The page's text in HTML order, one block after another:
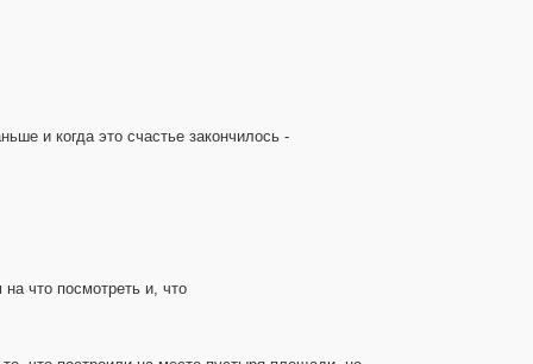
и когда это счастье закончилось -
что посмотреть и, что